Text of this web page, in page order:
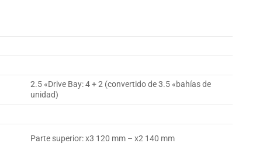
2.5 «Drive Bay: 4 + 2 (convertido de 3.5 «bahías de
unidad)
Parte superior: x3 120 mm – x2 140 mm